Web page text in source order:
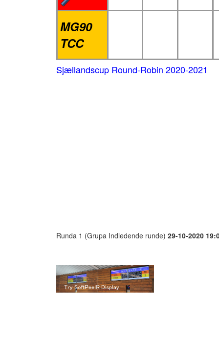
MG90
TCC
Sjællandscup Round-Robin 2020-2021
Runda 1 (Grupa Indledende runde) 29-10-2020